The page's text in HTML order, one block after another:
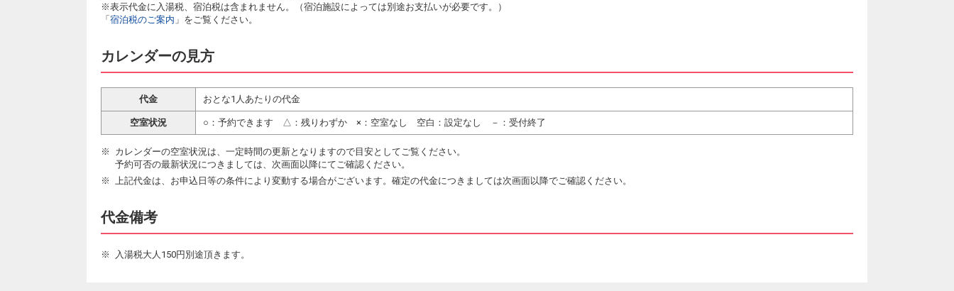
※表示代金に入湯税、宿泊税は含まれません。（宿泊施設によっては別途お支払いが必要です。）
「 宿泊税のご案内 」をご覧ください。
カレンダーの見方
代金 おとな1人あたりの代金
空室状況 ○：予約できます △：残りわずか ×：空室なし 空白：設定なし －：受付終了
カレンダーの空室状況は、一定時間の更新となりますので目安としてご覧ください。
予約可否の最新状況につきましては、次画面以降にてご確認ください。
上記代金は、お申込日等の条件により変動する場合がございます。確定の代金につきましては次画面以降でご確認ください。
代金備考
入湯税大人150円別途頂きます。